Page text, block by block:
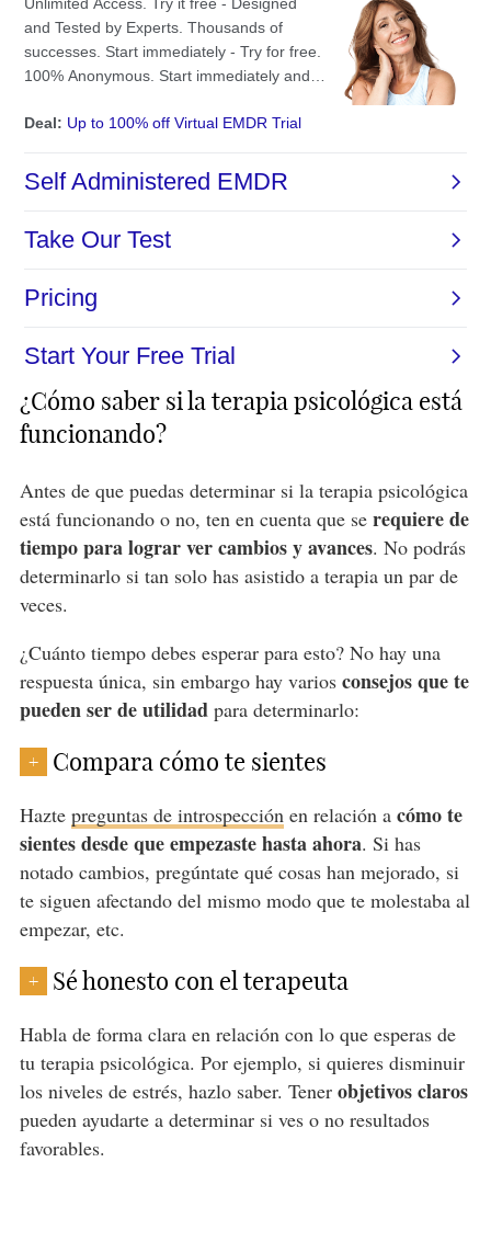
¿Cómo saber si la terapia psicológica está
funcionando?
Antes de que puedas determinar si la terapia psicológica
está funcionando o no, ten en cuenta que se requiere de
tiempo para lograr ver cambios y avances. No podrás
determinarlo si tan solo has asistido a terapia un par de
veces.
¿Cuánto tiempo debes esperar para esto? No hay una
respuesta única, sin embargo hay varios consejos que te
pueden ser de utilidadpara determinarlo:
+ Compara cómo te sientes
Hazte preguntas de introspecciónen relación a cómo te
sientes desde que empezaste hasta ahora. Si has
notado cambios, pregúntate qué cosas han mejorado, si
te siguen afectando del mismo modo que te molestaba al
empezar, etc.
+ Sé honesto con el terapeuta
Habla de forma clara en relación con lo que esperas de
tu terapia psicológica. Por ejemplo, si quieres disminuir
los niveles de estrés, hazlo saber. Tener objetivos claros
pueden ayudarte a determinar si ves o no resultados
favorables.